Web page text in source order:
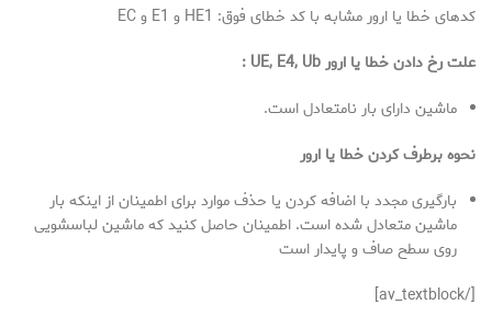
کدهای خطا یا ارور مشابه با کد خطای فوق: HE1 و E1 و EC
علت رخ دادن خطا یا ارور UE, E4, Ub :
ماشین دارای بار نامتعادل است.
نحوه برطرف کردن خطا یا ارور
بارگیری مجدد با اضافه کردن یا حذف موارد برای اطمینان از اینکه بار
ماشین متعادل شده است. اطمینان حاصل کنید که ماشین لباسشویی
روی سطح صاف و پایدار است
[/av_textblock]